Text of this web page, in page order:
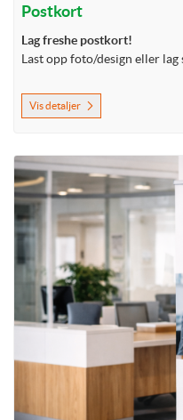
Postkort
Lag freshe postkort!
Last opp foto/design eller
Vis detaljer
Vis detaljer Rollup